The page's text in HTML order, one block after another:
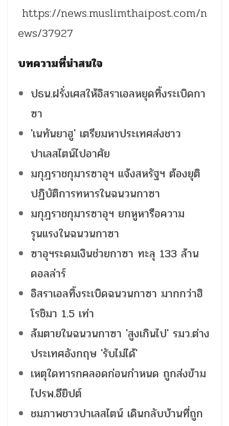
https://news.muslimthaipost.com/n
ews/37927
บทความที่น่าสนใจ
ปธน.ฝรั่งเศสให้อิสราเอลหยุดทิ้งระเบิดกา
ซา
'เนทันยาฮู' เตรียมหาประเทศส่งชาว
ปาเลสไตน์ไปอาศัย
มกุฎราชกุมารซาอุฯ แจ้งสหรัฐฯ ต้องยุติ
ปฏิบัติการทหารในฉนวนกาซา
มกุฎราชกุมารซาอุฯ ยกหูหารือความ
รุนแรงในฉนวนกาซา
ซาอุฯระดมเงินช่วยกาซา ทะลุ 133 ล้าน
ดอลล่าร์
อิสราเอลทิ้งระเบิดฉนวนกาซา มากกว่าฮิ
โรชิมา 1.5 เท่า
ล้มตายในฉนวนกาซา 'สูงเกินไป' รมว.ต่าง
ประเทศอังกฤษ 'รับไม่ได้'
เหตุใดทารกคลอดก่อนกำหนด ถูกส่งข้าม
ไปรพ.อียิปต์
ชมภาพชาวปาเลสไตน์ เดินกลับบ้านที่ถูก